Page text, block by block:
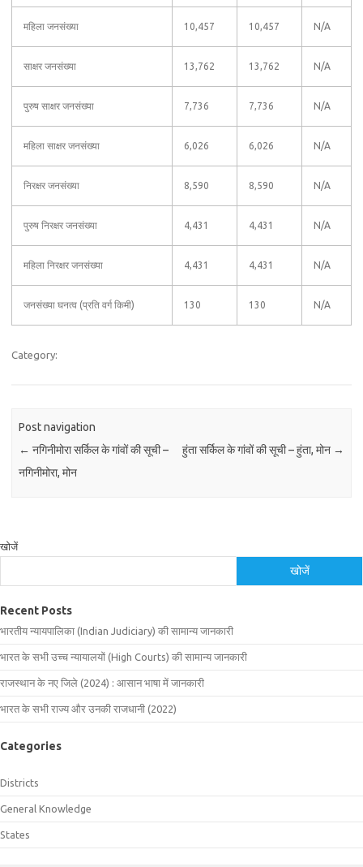
महिला जनसंख्या 10,457 10,457 N/A
साक्षर जनसंख्या 13,762 13,762 N/A
पुरुष साक्षर जनसंख्या 7,736 7,736 N/A
महिला साक्षर जनसंख्या 6,026 6,026 N/A
निरक्षर जनसंख्या 8,590 8,590 N/A
पुरुष निरक्षर जनसंख्या 4,431 4,431 N/A
महिला निरक्षर जनसंख्या 4,431 4,431 N/A
जनसंख्या घनत्व (प्रति वर्ग किमी) 130 130 N/A
Category:
Post navigation
← नगिनीमोरा सर्किल के गांवों की सूची –
नगिनीमोरा, मोन
हुंता सर्किल के गांवों की सूची – हुंता, मोन →
खोजें
खोजें
Recent Posts
भारतीय न्यायपालिका (Indian Judiciary) की सामान्य जानकारी
भारत के सभी उच्च न्यायालयों (High Courts) की सामान्य जानकारी
राजस्थान के नए जिले (2024) : आसान भाषा में जानकारी
भारत के सभी राज्य और उनकी राजधानी (2022)
Categories
Districts
General Knowledge
States